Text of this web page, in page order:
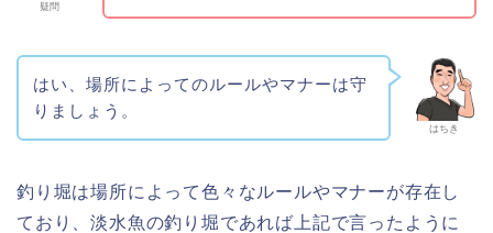
疑問
はちき
はい、場所によってのルールやマナーは守
りましょう。
釣り堀は場所によって色々なルールやマナーが存在し
ており、淡水魚の釣り堀であれば上記で言ったように